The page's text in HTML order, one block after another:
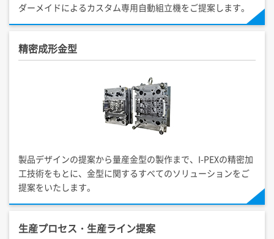
ダーメイドによるカスタム専用自動組立機をご提案します。
精密成形金型
製品デザインの提案から量産金型の製作まで、 I-PEXの精密加
工技術をもとに、金型に関するすべてのソリューションをご
提案をいたします。
生産プロセス・生産ライン提案